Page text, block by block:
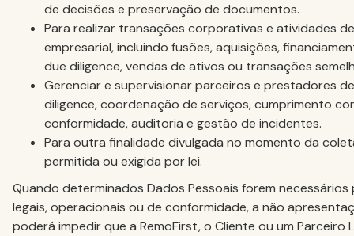
de decisões e preservação de documentos.
Para realizar transações corporativas e atividades
empresarial, incluindo fusões, aquisições,
due diligence, vendas de ativos ou transações
Gerenciar e supervisionar parceiros e prestadores
diligence, coordenação de serviços, cumprimento
conformidade, auditoria e gestão de incidentes.
Para outra finalidade divulgada no momento da
permitida ou exigida por lei.
Quando determinados Dados Pessoais forem
legais, operacionais ou de conformidade, a não
poderá impedir que a RemoFirst, o Cliente ou um Parceiro